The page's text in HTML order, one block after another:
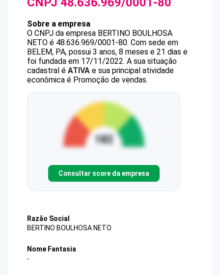
Sobre a empresa
O CNPJ da empresa BERTINO BOULHOSA
NETO é 48.636.969/0001-80. Com sede em
BELEM, PA, possui 3 anos, 8 meses e 21 dias e
foi fundada em 17/11/2022. A sua situação
cadastral é ATIVA e sua principal atividade
econômica é Promoção de vendas.
Consultar score da empresa
Razão Social
BERTINO BOULHOSA NETO
Nome Fantasia
-